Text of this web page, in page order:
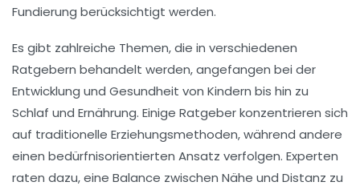
Fundierung berücksichtigt werden.
Es gibt zahlreiche Themen, die in verschiedenen
Ratgebern behandelt werden, angefangen bei der
Entwicklung und Gesundheit von Kindern bis hin zu
Schlaf und Ernährung. Einige Ratgeber konzentrieren sich
auf traditionelle Erziehungsmethoden, während andere
einen bedürfnisorientierten Ansatz verfolgen. Experten
raten dazu, eine Balance zwischen Nähe und Distanz zu